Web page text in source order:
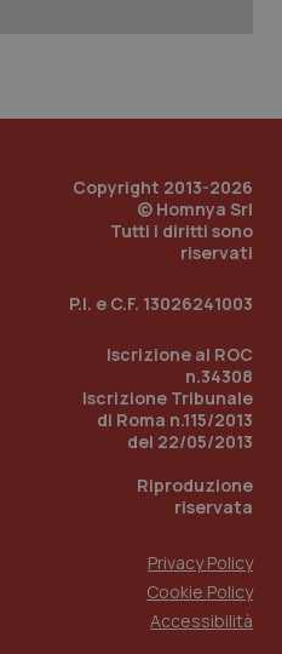
Copyright 2013-2026
© Homnya Srl
Tutti i diritti sono
riservati
P.I. e C.F. 13026241003
Iscrizione al ROC
n.34308
Iscrizione Tribunale
di Roma n.115/2013
del 22/05/2013
Riproduzione
riservata
Privacy Policy
Cookie Policy
Accessibilità
www.quotidianosanita.it
.quotidianosanita.it
1
mese